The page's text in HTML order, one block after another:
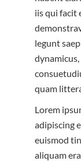
iis qui facit
legunt
quam
Lorem
adipiscing
euismod
aliquam